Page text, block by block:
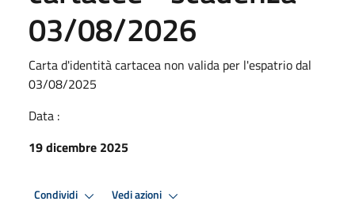
03/08/2026
Carta d'identità cartacea non valida per l'espatrio dal
03/08/2025
Data :
19 dicembre 2025
Condividi Vedi azioni